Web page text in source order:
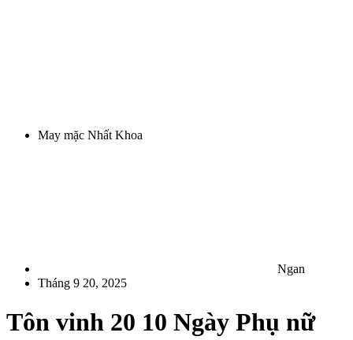
May mặc Nhất Khoa
Ngan
Tháng 9 20, 2025
Tôn vinh 20 10 Ngày Phụ nữ